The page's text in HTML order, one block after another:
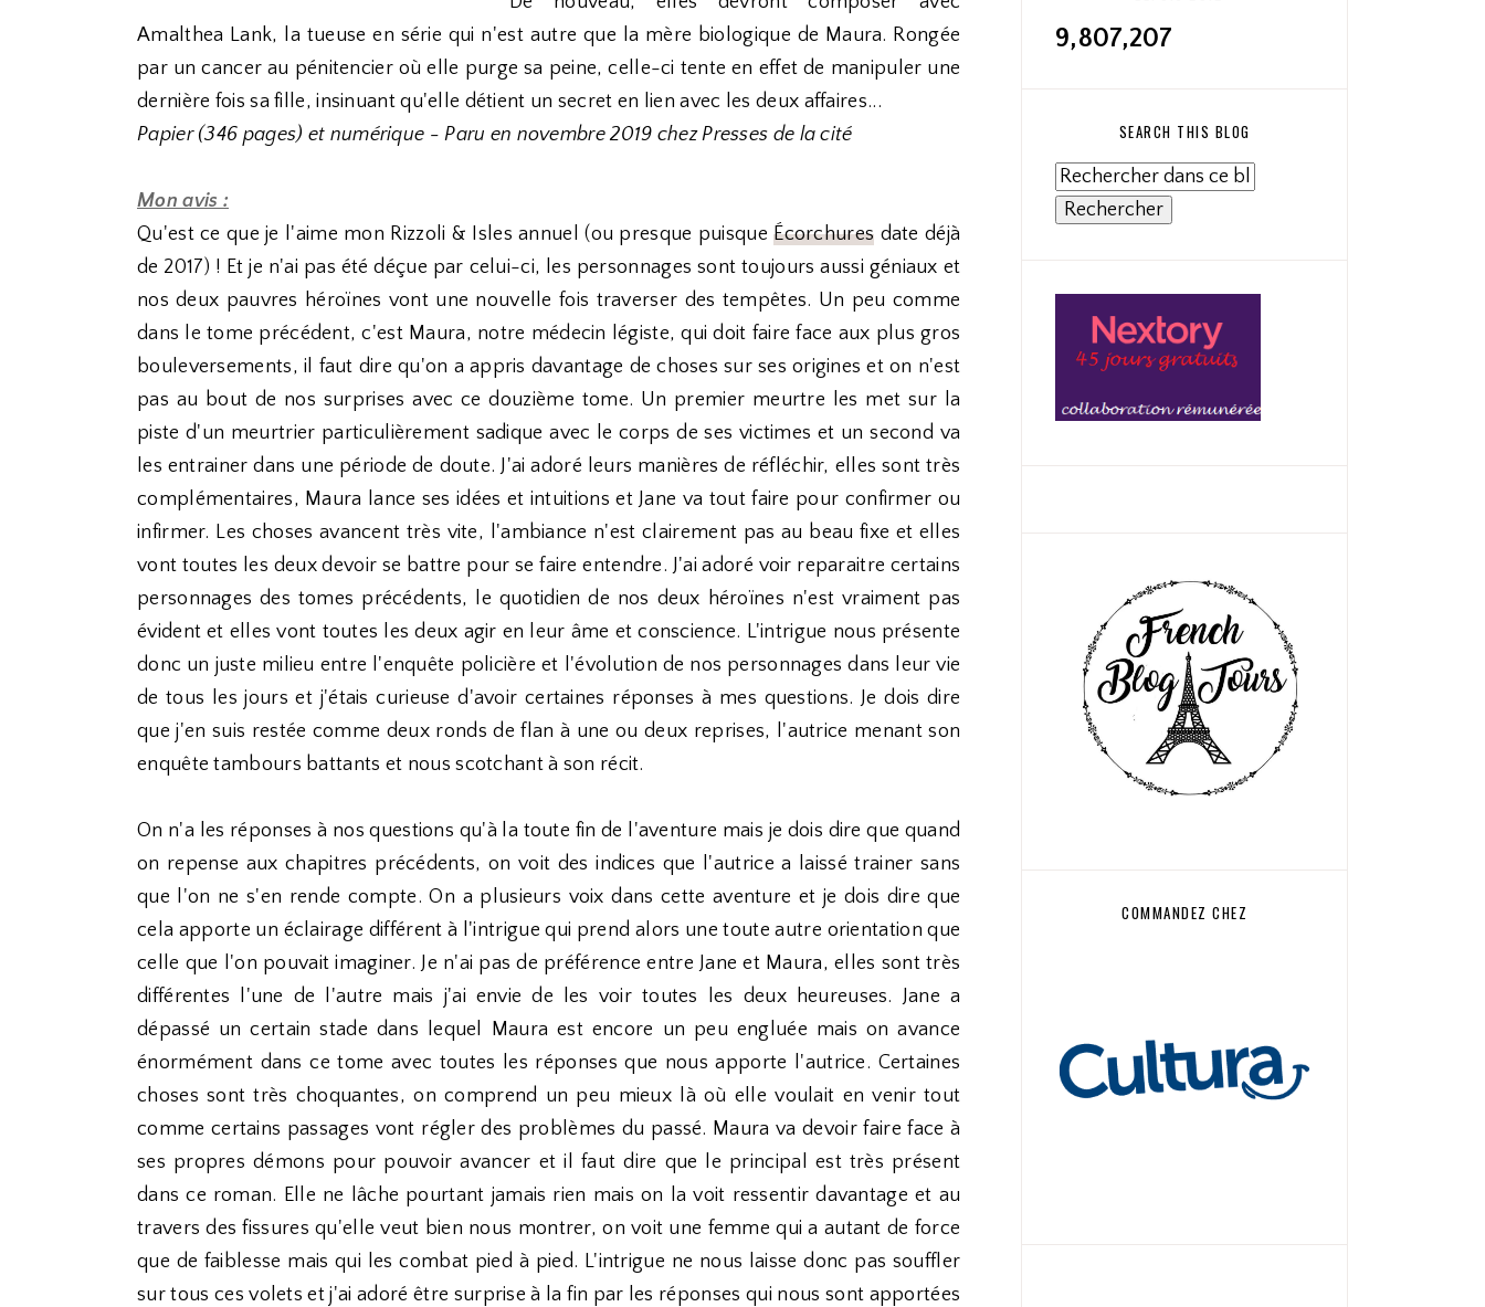
Amalthea Lank, la tueuse en série qui n'est autre que la mère biologique de Maura. Rongée
par un cancer au pénitencier où elle purge sa peine, celle-ci tente en effet de manipuler une
dernière fois sa fille, insinuant qu'elle détient un secret en lien avec les deux affaires...
Papier (346 pages) et numérique - Paru en novembre 2019 chez Presses de la cité
Mon avis :
Qu'est ce que je l'aime mon Rizzoli & Isles annuel (ou presque puisqueÉcorchures date déjà
de 2017) ! Et je n'ai pas été déçue par celui-ci, les personnages sont toujours aussi géniaux et
nos deux pauvres héroïnes vont une nouvelle fois traverser des tempêtes. Un peu comme
dans le tome précédent, c'est Maura, notre médecin légiste, qui doit faire face aux plus gros
bouleversements, il faut dire qu'on a appris davantage de choses sur ses origines et on n'est
pas au bout de nos surprises avec ce douzième tome. Un premier meurtre les met sur la
piste d'un meurtrier particulièrement sadique avec le corps de ses victimes et un second va
les entrainer dans une période de doute. J'ai adoré leurs manières de réfléchir, elles sont très
complémentaires, Maura lance ses idées et intuitions et Jane va tout faire pour confirmer ou
infirmer. Les choses avancent très vite, l'ambiance n'est clairement pas au beau fixe et elles
vont toutes les deux devoir se battre pour se faire entendre. J'ai adoré voir reparaitre certains
personnages des tomes précédents, le quotidien de nos deux héroïnes n'est vraiment pas
évident et elles vont toutes les deux agir en leur âme et conscience. L'intrigue nous présente
donc un juste milieu entre l'enquête policière et l'évolution de nos personnages dans leur vie
de tous les jours et j'étais curieuse d'avoir certaines réponses à mes questions. Je dois dire
que j'en suis restée comme deux ronds de flan à une ou deux reprises, l'autrice menant son
enquête tambours battants et nous scotchant à son récit.
On n'a les réponses à nos questions qu'à la toute fin de l'aventure mais je dois dire que quand
on repense aux chapitres précédents, on voit des indices que l'autrice a laissé trainer sans
que l'on ne s'en rende compte. On a plusieurs voix dans cette aventure et je dois dire que
cela apporte un éclairage différent à l'intrigue qui prend alors une toute autre orientation que
celle que l'on pouvait imaginer. Je n'ai pas de préférence entre Jane et Maura, elles sont très
différentes l'une de l'autre mais j'ai envie de les voir toutes les deux heureuses. Jane a
dépassé un certain stade dans lequel Maura est encore un peu engluée mais on avance
énormément dans ce tome avec toutes les réponses que nous apporte l'autrice. Certaines
choses sont très choquantes, on comprend un peu mieux là où elle voulait en venir tout
comme certains passages vont régler des problèmes du passé. Maura va devoir faire face à
ses propres démons pour pouvoir avancer et il faut dire que le principal est très présent
dans ce roman. Elle ne lâche pourtant jamais rien mais on la voit ressentir davantage et au
travers des fissures qu'elle veut bien nous montrer, on voit une femme qui a autant de force
que de faiblesse mais qui les combat pied à pied. L'intrigue ne nous laisse donc pas souffler
sur tous ces volets et j'ai adoré être surprise à la fin par les réponses qui nous sont apportées
9,807,207
SEARCH THIS BLOG
COMMANDEZ CHEZ